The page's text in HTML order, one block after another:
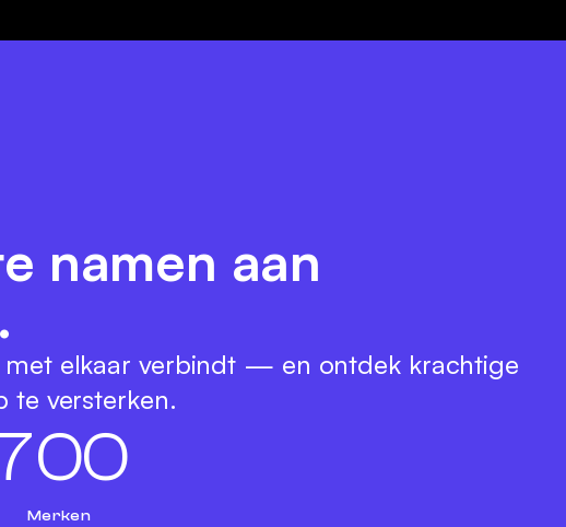
namen aan
elkaar verbindt — en ontdek krachtige
te versterken.
00
Merken